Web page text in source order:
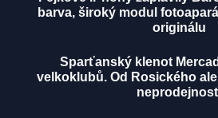
barva, široký modul
originálu
Sparťanský klenot
velkoklubů. Od Rosického